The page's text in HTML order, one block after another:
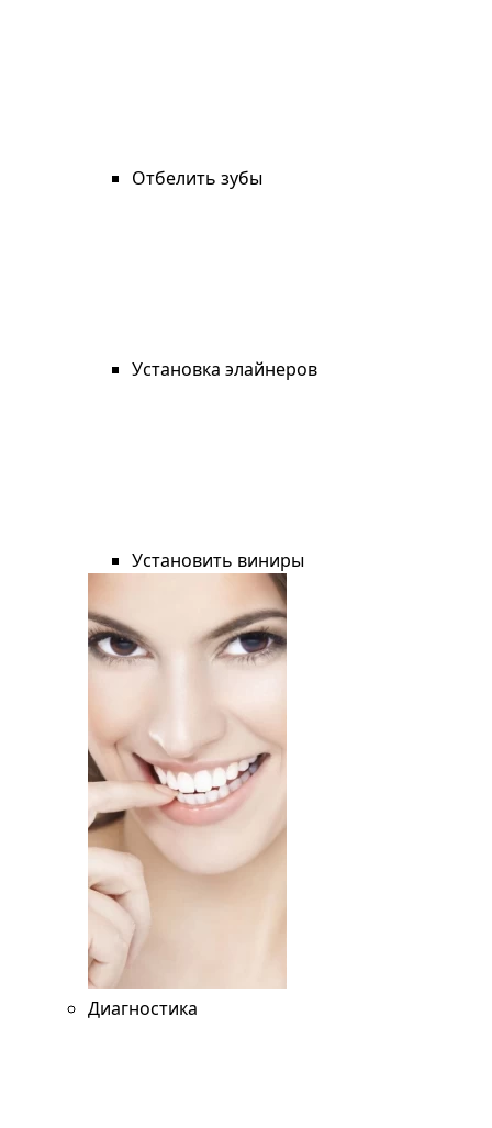
Отбелить зубы
Установка элайнеров
Установить виниры
Диагностика